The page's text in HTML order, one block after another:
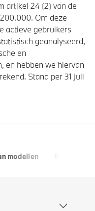
artikel 24 (2) van de
Om deze
actieve gebruikers
geanalyseerd,
en
en hebben we hiervan
Stand per 31 juli
modellen